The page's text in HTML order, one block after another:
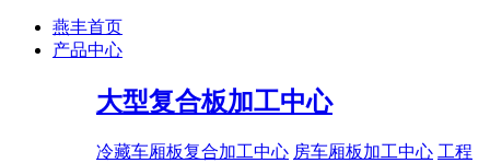
燕丰首页
产品中心
大型复合板加工中心
冷藏车厢板复合加工中心 房车厢板加工中心 工程